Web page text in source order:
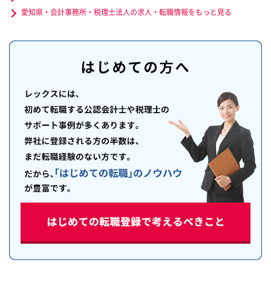
愛知県・会計事務所・税理士法人の求人・転職情報をもっと見る